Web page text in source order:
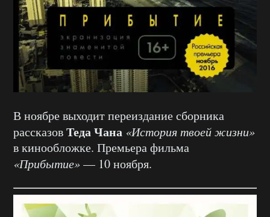
В ноябре выходит переиздание сборника
рассказовТеда Чана «История твоей жизни»
в кинообложке. Премьера фильма
«Прибытие»— 10 ноября.